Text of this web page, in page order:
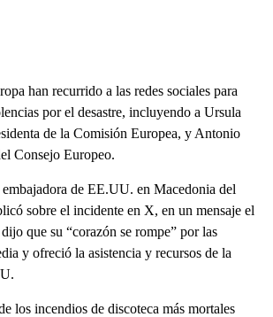
han recurrido a las redes sociales para
por el desastre, incluyendo a Ursula
de la Comisión Europea, y Antonio
Consejo Europeo.
de EE.UU. en Macedonia del
sobre el incidente en X, en un mensaje el
que su “corazón se rompe” por las
y ofreció la asistencia y recursos de la
los incendios de discoteca más mortales